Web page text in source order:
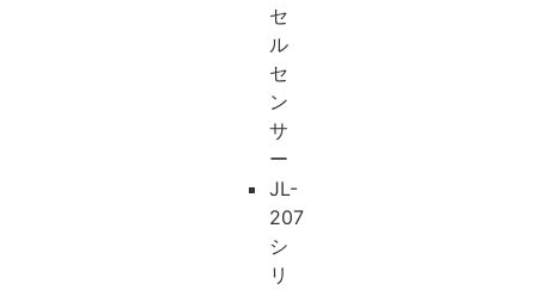
セ
ル
セ
ン
サ
ー
JL-
207
シ
リ